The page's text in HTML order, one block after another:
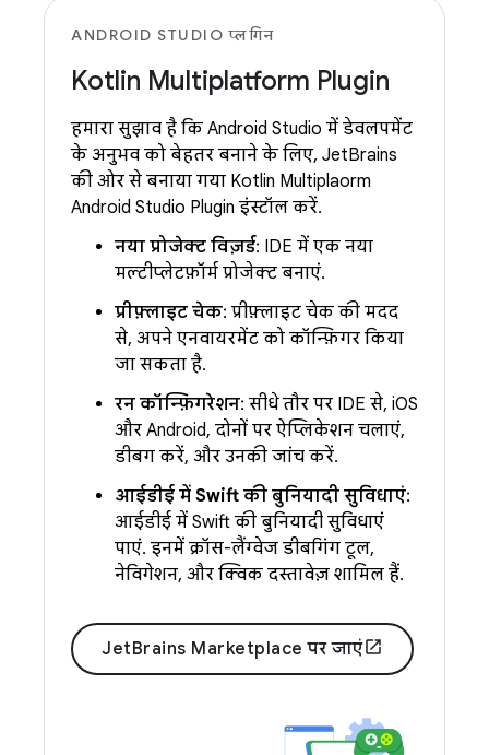
ANDROID STUDIO प्लगिन
Kotlin Multiplatform Plugin
हमारा सुझाव है कि Android Studio में डेवलपमेंट
के अनुभव को बेहतर बनाने के लिए, JetBrains
की ओर से बनाया गया Kotlin Multiplatform
Android Studio Plugin इंस्टॉल करें.
नया प्रोजेक्ट विज़र्ड: IDE में एक नया
मल्टीप्लेटफ़ॉर्म प्रोजेक्ट बनाएं.
प्रीफ़्लाइट चेक: प्रीफ़्लाइट चेक की मदद
से, अपने एनवायरमेंट को कॉन्फ़िगर किया
जा सकता है.
रन कॉन्फ़िगरेशन: सीधे तौर पर IDE से, iOS
और Android, दोनों पर ऐप्लिकेशन चलाएं,
डीबग करें, और उनकी जांच करें.
आईडीई में Swift की बुनियादी सुविधाएं:
आईडीई में Swift की बुनियादी सुविधाएं
पाएं. इनमें क्रॉस-लैंग्वेज डीबगिंग टूल,
नेविगेशन, और क्विक दस्तावेज़ शामिल हैं.
JetBrains Marketplace पर जाएं